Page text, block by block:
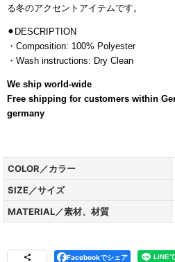
る冬のアクセントアイテムです。
⚫︎DESCRIPTION
・Composition: 100% Polyester
・Wash instructions: Dry Clean
We ship world-wide
Free shipping for customers within
germany
COLOR／カラー
SIZE／サイズ
MATERIAL／素材、材質
Facebookでシェア